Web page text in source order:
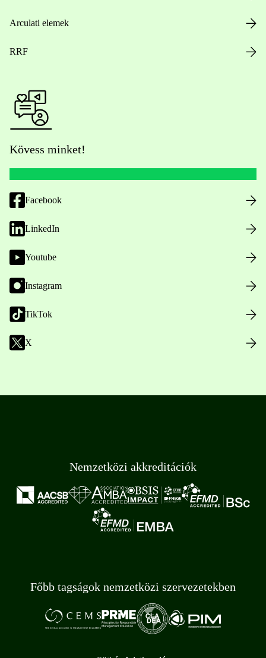
Arculati elemek
RRF
Kövess minket!
Facebook
LinkedIn
Youtube
Instagram
TikTok
X
Nemzetközi akkreditációk
Főbb tagságok nemzetközi szervezetekben